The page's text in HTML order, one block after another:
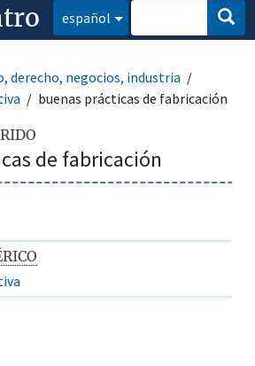
español
derecho, negocios, industria
buenas prácticas de fabricación
de fabricación